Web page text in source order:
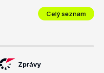
Celý seznam
Zprávy